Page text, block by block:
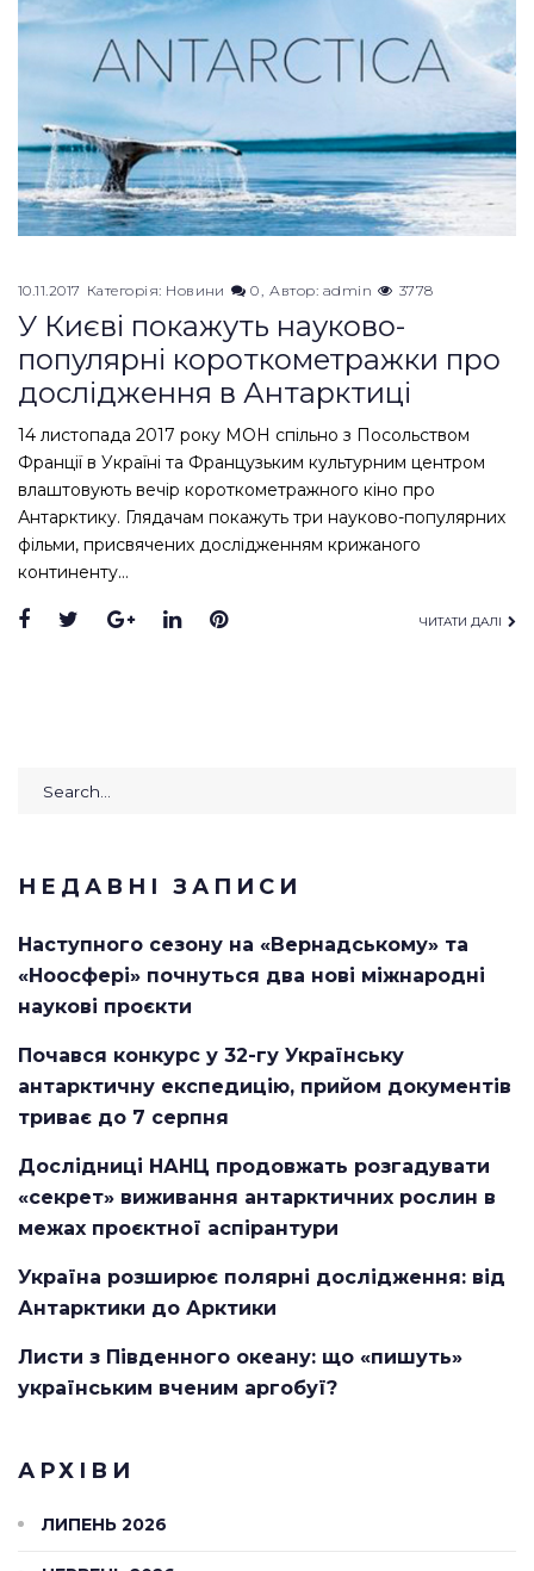
10.11.2017 Категорія: Новини 0 Автор: admin 3778
У Києві покажуть науково-
популярні короткометражки про
дослідження в Антарктиці
14 листопада 2017 року МОН спільно з Посольством
Франції в Україні та Французьким культурним центром
влаштовують вечір короткометражного кіно про
Антарктику. Глядачам покажуть три науково-популярних
фільми, присвячених дослідженням крижаного
континенту…
Facebook
TwitterGoogle+
LinkedInPinterest ЧИТАТИ ДАЛІ
НЕДАВНІ ЗАПИСИ
Наступного сезону на «Вернадському» та
«Ноосфері» почнуться два нові міжнародні
наукові проєкти
Почався конкурс у 32-гу Українську
антарктичну експедицію, прийом документів
триває до 7 серпня
Дослідниці НАНЦ продовжать розгадувати
«секрет» виживання антарктичних рослин в
межах проєктної аспірантури
Україна розширює полярні дослідження: від
Антарктики до Арктики
Листи з Південного океану: що «пишуть»
українським вченим аргобуї?
АРХІВИ
ЛИПЕНЬ 2026